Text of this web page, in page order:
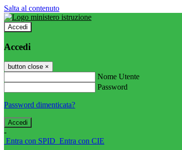
Salta al contenuto
Accedi
Accedi
button close ×
Nome Utente
Password
Password dimenticata?
-
Entra con SPID Entra con CIE